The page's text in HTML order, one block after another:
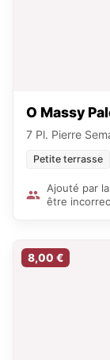
O Massy
7 Pl. Pierre
Petite terrasse
Ajouté par
être
8,00 €